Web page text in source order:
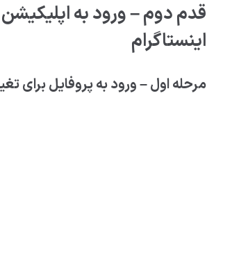
قدم دوم – ورود به
اینستاگرام
مرحله اول – ورود به پروفایل برای